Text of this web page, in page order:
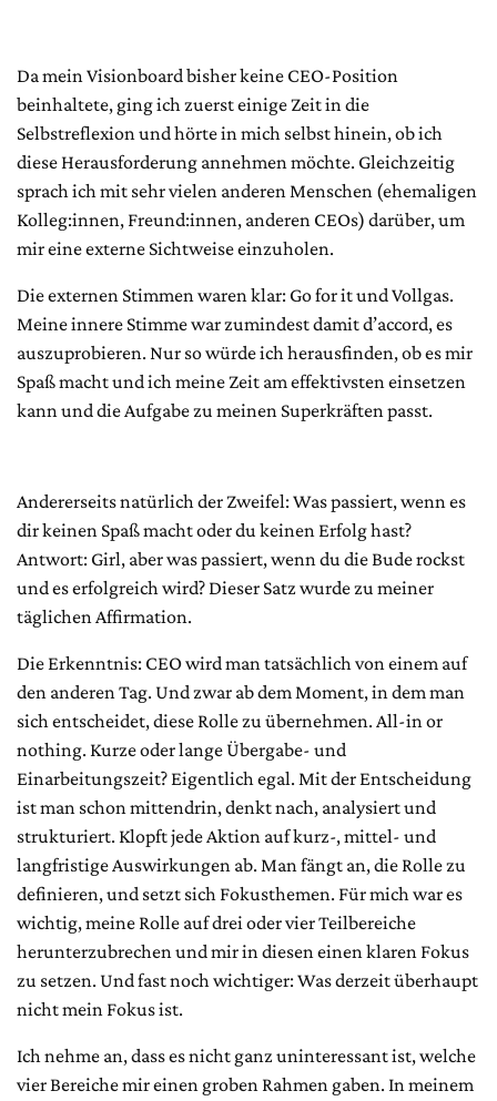
Da mein Visionboard bisher keine CEO-Position
beinhaltete, ging ich zuerst einige Zeit in die
Selbstreflexion und hörte in mich selbst hinein, ob ich
diese Herausforderung annehmen möchte. Gleichzeitig
sprach ich mit sehr vielen anderen Menschen (ehemaligen
Kolleg:innen, Freund:innen, anderen CEOs) darüber, um
mir eine externe Sichtweise einzuholen.
Die externen Stimmen waren klar: Go for it und Vollgas.
Meine innere Stimme war zumindest damit d’accord, es
auszuprobieren. Nur so würde ich herausfinden, ob es mir
Spaß macht und ich meine Zeit am effektivsten einsetzen
kann und die Aufgabe zu meinen Superkräften passt.
Andererseits natürlich der Zweifel: Was passiert, wenn es
dir keinen Spaß macht oder du keinen Erfolg hast?
Antwort: Girl, aber was passiert, wenn du die Bude rockst
und es erfolgreich wird? Dieser Satz wurde zu meiner
täglichen Affirmation.
Die Erkenntnis: CEO wird man tatsächlich von einem auf
den anderen Tag. Und zwar ab dem Moment, in dem man
sich entscheidet, diese Rolle zu übernehmen. All-in or
nothing. Kurze oder lange Übergabe- und
Einarbeitungszeit? Eigentlich egal. Mit der Entscheidung
ist man schon mittendrin, denkt nach, analysiert und
strukturiert. Klopft jede Aktion auf kurz-, mittel- und
langfristige Auswirkungen ab. Man fängt an, die Rolle zu
definieren, und setzt sich Fokusthemen. Für mich war es
wichtig, meine Rolle auf drei oder vier Teilbereiche
herunterzubrechen und mir in diesen einen klaren Fokus
zu setzen. Und fast noch wichtiger: Was derzeit überhaupt
nicht mein Fokus ist.
Ich nehme an, dass es nicht ganz uninteressant ist, welche
vier Bereiche mir einen groben Rahmen gaben. In meinem